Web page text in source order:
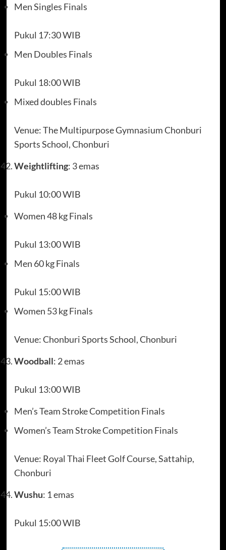
Men Singles Finals
Pukul 17:30 WIB
Men Doubles Finals
Pukul 18:00 WIB
Mixed doubles Finals
Venue: The Multipurpose Gymnasium Chonburi
Sports School, Chonburi
Weightlifting: 3 emas
Pukul 10:00 WIB
Women 48 kg Finals
Pukul 13:00 WIB
Men 60 kg Finals
Pukul 15:00 WIB
Women 53 kg Finals
Venue: Chonburi Sports School, Chonburi
Woodball: 2 emas
Pukul 13:00 WIB
Men’s Team Stroke Competition Finals
Women’s Team Stroke Competition Finals
Venue: Royal Thai Fleet Golf Course, Sattahip,
Chonburi
Wushu: 1 emas
Pukul 15:00 WIB